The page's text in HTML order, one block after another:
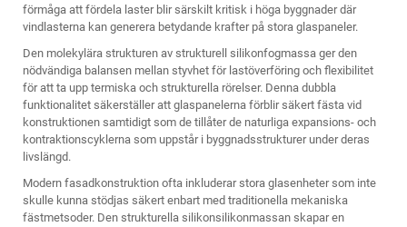
förmåga att fördela laster blir särskilt kritisk i höga byggnader där
vindlasterna kan generera betydande krafter på stora glaspaneler.
Den molekylära strukturen av strukturell silikonfogmassa ger den
nödvändiga balansen mellan styvhet för lastöverföring och flexibilitet
för att ta upp termiska och strukturella rörelser. Denna dubbla
funktionalitet säkerställer att glaspanelerna förblir säkert fästa vid
konstruktionen samtidigt som de tillåter de naturliga expansions- och
kontraktionscyklerna som uppstår i byggnadsstrukturer under deras
livslängd.
Modern fasadkonstruktion ofta inkluderar stora glasenheter som inte
skulle kunna stödjas säkert enbart med traditionella mekaniska
fästmetsoder. Den strukturella silikonsilikonmassan skapar en